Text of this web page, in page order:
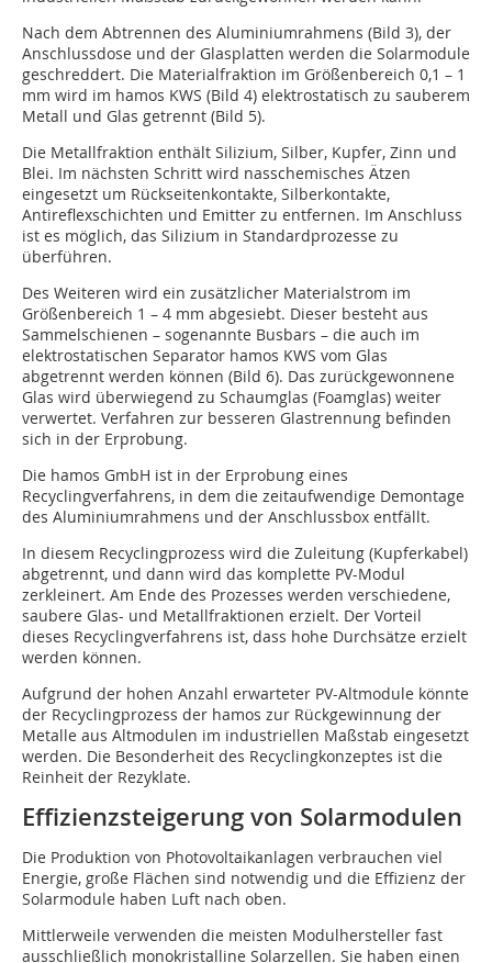
Nach dem Abtrennen des Aluminiumrahmens (Bild 3), der
Anschlussdose und der Glasplatten werden die Solarmodule
geschreddert. Die Materialfraktion im Größenbereich 0,1 – 1
mm wird im hamos KWS (Bild 4) elektrostatisch zu sauberem
Metall und Glas getrennt (Bild 5).
Die Metallfraktion enthält Silizium, Silber, Kupfer, Zinn und
Blei. Im nächsten Schritt wird nasschemisches Ätzen
eingesetzt um Rückseitenkontakte, Silberkontakte,
Antireflexschichten und Emitter zu entfernen. Im Anschluss
ist es möglich, das Silizium in Standardprozesse zu
überführen.
Des Weiteren wird ein zusätzlicher Materialstrom im
Größenbereich 1 – 4 mm abgesiebt. Dieser besteht aus
Sammelschienen – sogenannte Busbars – die auch im
elektrostatischen Separator hamos KWS vom Glas
abgetrennt werden können (Bild 6). Das zurückgewonnene
Glas wird überwiegend zu Schaumglas (Foamglas) weiter
verwertet. Verfahren zur besseren Glastrennung befinden
sich in der Erprobung.
Die hamos GmbH ist in der Erprobung eines
Recyclingverfahrens, in dem die zeitaufwendige Demontage
des Aluminiumrahmens und der Anschlussbox entfällt.
In diesem Recyclingprozess wird die Zuleitung (Kupferkabel)
abgetrennt, und dann wird das komplette PV-Modul
zerkleinert. Am Ende des Prozesses werden verschiedene,
saubere Glas- und Metallfraktionen erzielt. Der Vorteil
dieses Recyclingverfahrens ist, dass hohe Durchsätze erzielt
werden können.
Aufgrund der hohen Anzahl erwarteter PV-Altmodule könnte
der Recyclingprozess der hamos zur Rückgewinnung der
Metalle aus Altmodulen im industriellen Maßstab eingesetzt
werden. Die Besonderheit des Recyclingkonzeptes ist die
Reinheit der Rezyklate.
Effizienzsteigerung von Solarmodulen
Die Produktion von Photovoltaikanlagen verbrauchen viel
Energie, große Flächen sind notwendig und die Effizienz der
Solarmodule haben Luft nach oben.
Mittlerweile verwenden die meisten Modulhersteller fast
ausschließlich monokristalline Solarzellen. Sie haben einen